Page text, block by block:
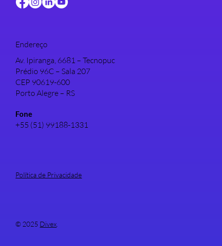
Endereço
Av. Ipiranga, 6681 – Tecnopuc
Prédio 96C – Sala 207
CEP 90619-600
Porto Alegre – RS
Fone
+55 (51) 99188-1331
Política de Privacidade
© 2025 Divex.